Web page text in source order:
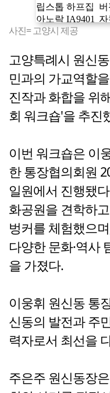
사진= 고양시 제공
고양특례시 원신
민과의 가교역할
진작과 화합을 위
회 워크숍'을 추진
이번 워크숍은 이
한 통장협의회원
일원에서 진행됐
화공원을 견학하
벙커를 체험했으
다양한 문화·역사
을 가졌다.
이웅휘 원신동 통
신동의 발전과 주
력자로서 최선을
주은주 원신동장